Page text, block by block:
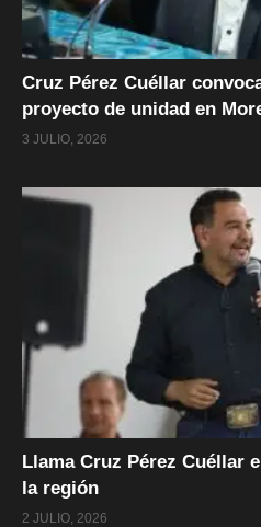
Cruz Pérez Cuéllar
proyecto de unidad en
3 JULIO, 2026
Llama Cruz Pérez Cuéllar
la región
2 JULIO, 2026